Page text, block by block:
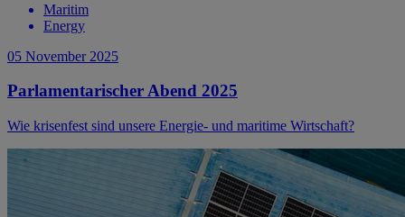
Maritim
Energy
05 November 2025
Parlamentarischer Abend 2025
Wie krisenfest sind unsere Energie- und maritime Wirtschaft?